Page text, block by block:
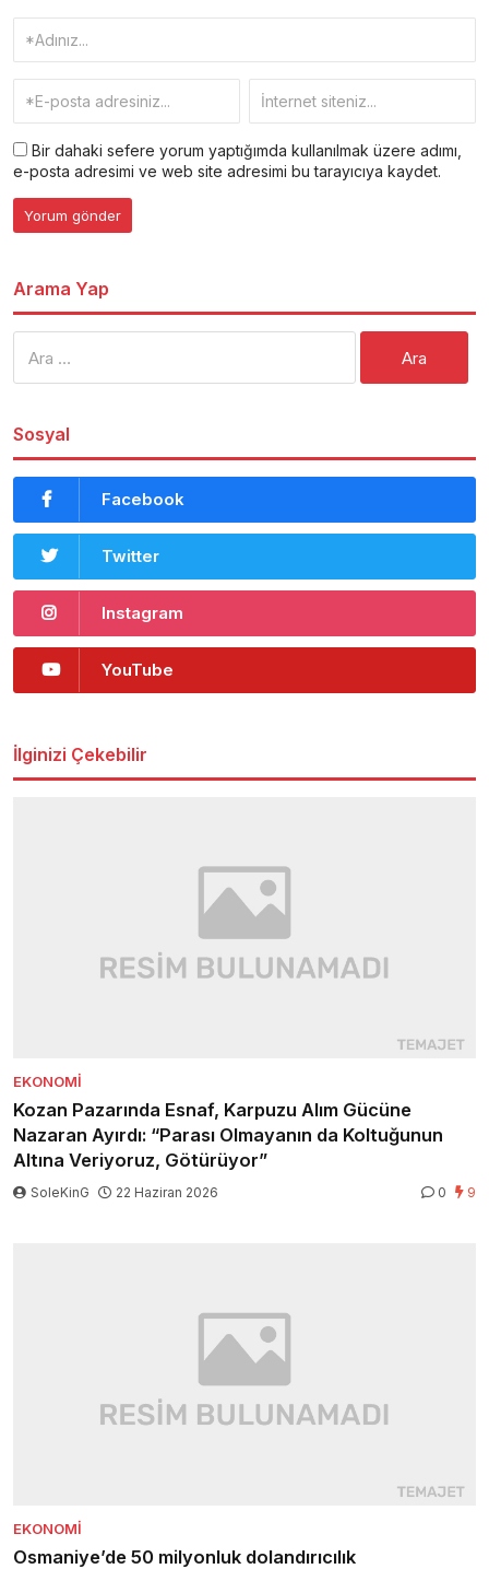
Bir dahaki sefere yorum yaptığımda kullanılmak üzere adımı,
e-posta adresimi ve web site adresimi bu tarayıcıya kaydet.
Arama Yap
Sosyal
Facebook
Twitter
Instagram
YouTube
İlginizi Çekebilir
EKONOMI
Kozan Pazarında Esnaf, Karpuzu Alım Gücüne
Nazaran Ayırdı: “Parası Olmayanın da Koltuğunun
Altına Veriyoruz, Götürüyor”
SoleKinG 22 Haziran 2026 0 9
EKONOMI
Osmaniye’de 50 milyonluk dolandırıcılık